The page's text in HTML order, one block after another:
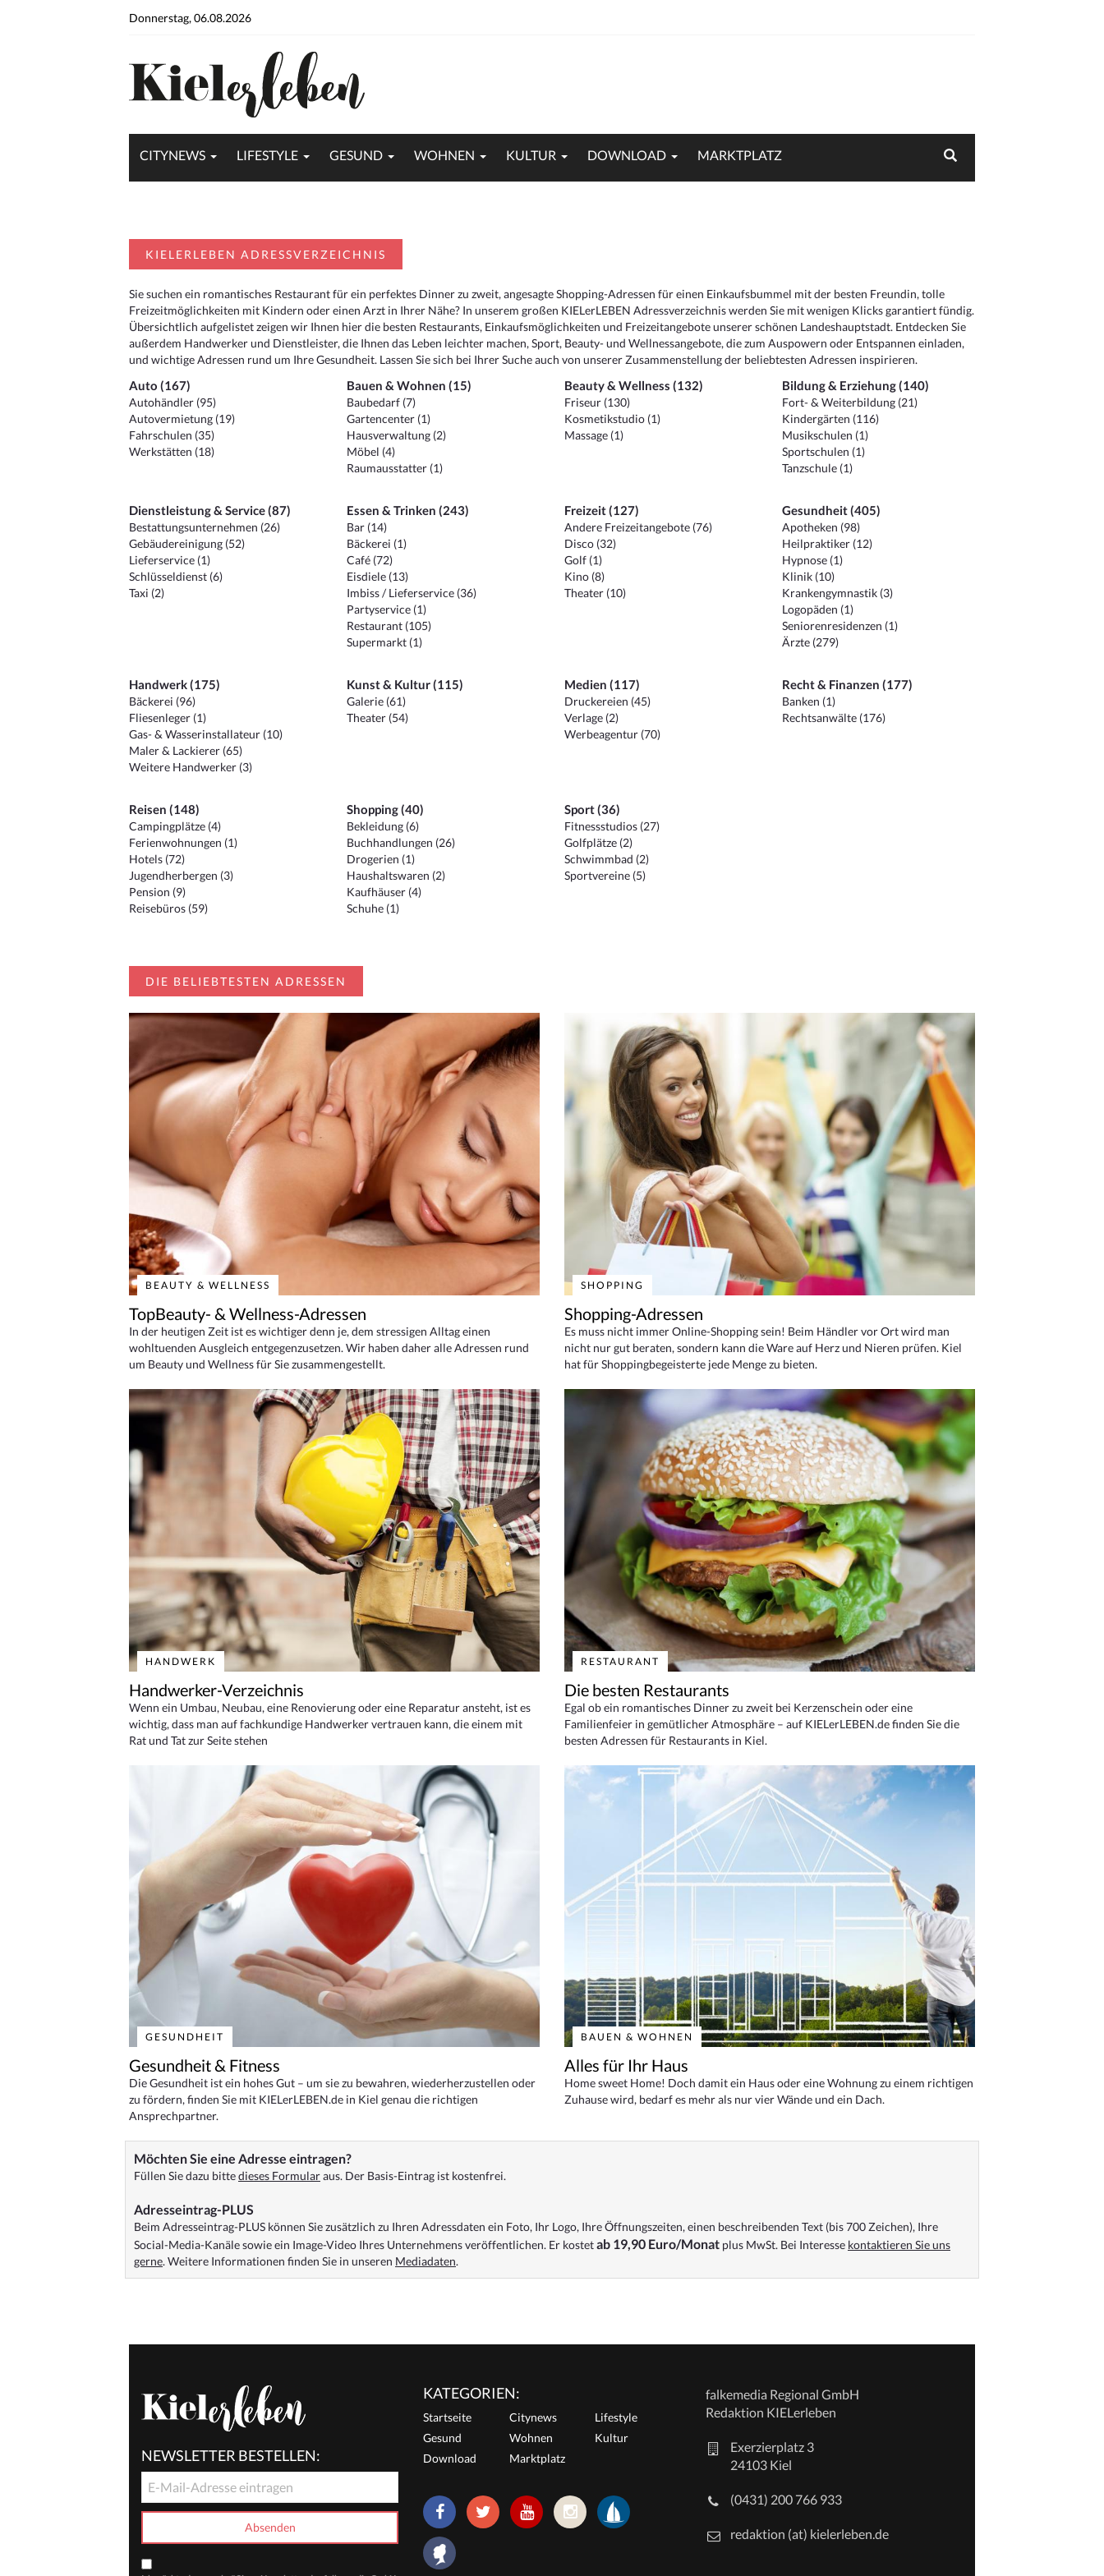
Donnerstag, 06.08.2026
CITYNEWS LIFESTYLE GESUND WOHNEN KULTUR DOWNLOAD MARKTPLATZ
KIELERLEBEN ADRESSVERZEICHNIS
Sie suchen ein romantisches Restaurant für ein perfektes Dinner zu zweit, angesagte Shopping-Adressen für einen Einkaufsbummel mit der besten Freundin, tolle
Freizeitmöglichkeiten mit Kindern oder einen Arzt in Ihrer Nähe? In unserem großen KIELerLEBEN Adressverzeichnis werden Sie mit wenigen Klicks garantiert fündig.
Übersichtlich aufgelistet zeigen wir Ihnen hier die besten Restaurants, Einkaufsmöglichkeiten und Freizeitangebote unserer schönen Landeshauptstadt. Entdecken Sie
außerdem Handwerker und Dienstleister, die Ihnen das Leben leichter machen, Sport, Beauty- und Wellnessangebote, die zum Auspowern oder Entspannen einladen,
und wichtige Adressen rund um Ihre Gesundheit. Lassen Sie sich bei Ihrer Suche auch von unserer Zusammenstellung der beliebtesten Adressen inspirieren.
Auto (167)
Autohändler (95)
Autovermietung (19)
Fahrschulen (35)
Werkstätten (18)
Bauen & Wohnen (15)
Baubedarf (7)
Gartencenter (1)
Hausverwaltung (2)
Möbel (4)
Raumausstatter (1)
Beauty & Wellness (132)
Friseur (130)
Kosmetikstudio (1)
Massage (1)
Bildung & Erziehung (140)
Fort- & Weiterbildung (21)
Kindergärten (116)
Musikschulen (1)
Sportschulen (1)
Tanzschule (1)
Dienstleistung & Service (87)
Bestattungsunternehmen (26)
Gebäudereinigung (52)
Lieferservice (1)
Schlüsseldienst (6)
Taxi (2)
Essen & Trinken (243)
Bar (14)
Bäckerei (1)
Café (72)
Eisdiele (13)
Imbiss / Lieferservice (36)
Partyservice (1)
Restaurant (105)
Supermarkt (1)
Freizeit (127)
Andere Freizeitangebote (76)
Disco (32)
Golf (1)
Kino (8)
Theater (10)
Gesundheit (405)
Apotheken (98)
Heilpraktiker (12)
Hypnose (1)
Klinik (10)
Krankengymnastik (3)
Logopäden (1)
Seniorenresidenzen (1)
Ärzte (279)
Handwerk (175)
Bäckerei (96)
Fliesenleger (1)
Gas- & Wasserinstallateur (10)
Maler & Lackierer (65)
Weitere Handwerker (3)
Kunst & Kultur (115)
Galerie (61)
Theater (54)
Medien (117)
Druckereien (45)
Verlage (2)
Werbeagentur (70)
Recht & Finanzen (177)
Banken (1)
Rechtsanwälte (176)
Reisen (148)
Campingplätze (4)
Ferienwohnungen (1)
Hotels (72)
Jugendherbergen (3)
Pension (9)
Reisebüros (59)
Shopping (40)
Bekleidung (6)
Buchhandlungen (26)
Drogerien (1)
Haushaltswaren (2)
Kaufhäuser (4)
Schuhe (1)
Sport (36)
Fitnessstudios (27)
Golfplätze (2)
Schwimmbad (2)
Sportvereine (5)
DIE BELIEBTESTEN ADRESSEN
BEAUTY & WELLNESS
TopBeauty- & Wellness-Adressen
In der heutigen Zeit ist es wichtiger denn je, dem stressigen Alltag einen
wohltuenden Ausgleich entgegenzusetzen. Wir haben daher alle Adressen rund
um Beauty und Wellness für Sie zusammengestellt.
SHOPPING
Shopping-Adressen
Es muss nicht immer Online-Shopping sein! Beim Händler vor Ort wird man
nicht nur gut beraten, sondern kann die Ware auf Herz und Nieren prüfen. Kiel
hat für Shoppingbegeisterte jede Menge zu bieten.
HANDWERK
Handwerker-Verzeichnis
Wenn ein Umbau, Neubau, eine Renovierung oder eine Reparatur ansteht, ist es
wichtig, dass man auf fachkundige Handwerker vertrauen kann, die einem mit
Rat und Tat zur Seite stehen
RESTAURANT
Die besten Restaurants
Egal ob ein romantisches Dinner zu zweit bei Kerzenschein oder eine
Familienfeier in gemütlicher Atmosphäre – auf KIELerLEBEN.de finden Sie die
besten Adressen für Restaurants in Kiel.
GESUNDHEIT
Gesundheit & Fitness
Die Gesundheit ist ein hohes Gut – um sie zu bewahren, wiederherzustellen oder
zu fördern, finden Sie mit KIELerLEBEN.de in Kiel genau die richtigen
Ansprechpartner.
BAUEN & WOHNEN
Alles für Ihr Haus
Home sweet Home! Doch damit ein Haus oder eine Wohnung zu einem richtigen
Zuhause wird, bedarf es mehr als nur vier Wände und ein Dach.
Möchten Sie eine Adresse eintragen?
Füllen Sie dazu bittedieses Formularaus. Der Basis-Eintrag ist kostenfrei.
Adresseintrag-PLUS
Beim Adresseintrag-PLUS können Sie zusätzlich zu Ihren Adressdaten ein Foto, Ihr Logo, Ihre Öffnungszeiten, einen beschreibenden Text (bis 700 Zeichen), Ihre
Social-Media-Kanäle sowie ein Image-Video Ihres Unternehmens veröffentlichen. Er kostetab 19,90 Euro/Monat plus MwSt. Bei Interesse kontaktieren Sie uns
gerne. Weitere Informationen finden Sie in unseren Mediadaten.
NEWSLETTER BESTELLEN:
KATEGORIEN:
Startseite Citynews
Lifestyle
Gesund
Wohnen
Kultur
Download
Marktplatz
falkemedia Regional GmbH
Redaktion KIELerleben
Exerzierplatz 3
24103 Kiel
(0431) 200 766 933
redaktion (at) kielerleben.de